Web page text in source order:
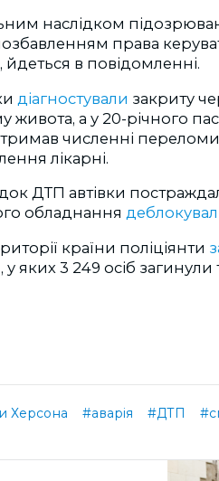
наслідком
права
йдеться в повідомленні.
діагностували закриту
живота, а у 20-річного
численні
лікарні.
ДТП автівки
обладнання
країни поліціянти
яких 3 249 осіб загинули
Херсона #аварія #ДТП